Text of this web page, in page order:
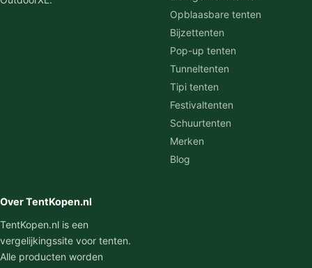
Opblaasbare tenten
Bijzettenten
Pop-up tenten
Tunneltenten
Tipi tenten
Festivaltenten
Schuurtenten
Merken
Blog
Over TentKopen.nl
TentKopen.nl is een
vergelijkingssite voor tenten.
Alle producten worden